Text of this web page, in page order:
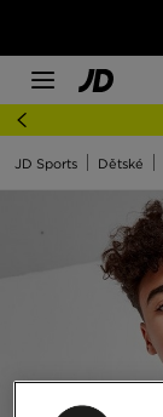
JD Sports Dětské